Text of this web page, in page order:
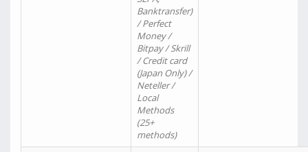
Banktransfer)
/ Perfect
Money /
Bitpay / Skrill
/ Credit card
(Japan Only) /
Neteller /
Local
Methods
(25+
methods)